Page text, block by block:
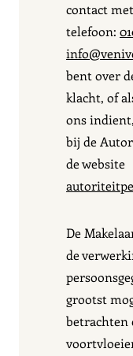
contact
telefoon:
bent over
klacht, of
ons
bij de
de website
De
de
grootst
betrachten